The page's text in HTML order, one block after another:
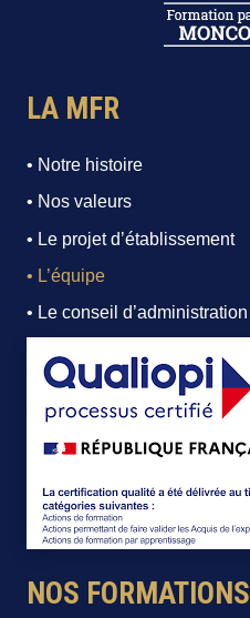
LA MFR
• Notre histoire
• Nos valeurs
• Le projet d’établissement
• L’équipe
• Le conseil d’administration
NOS FORMATIONS